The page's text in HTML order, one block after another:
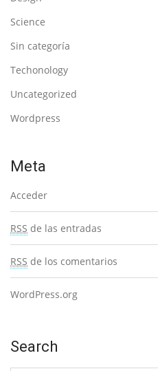
Science
Sin categoría
Techonology
Uncategorized
Wordpress
Meta
Acceder
RSS de las entradas
RSS de los comentarios
WordPress.org
Search